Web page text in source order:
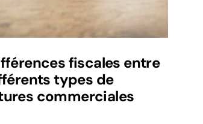
fiscales entre
types de
commerciales